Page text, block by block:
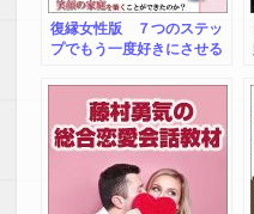
復縁女性版 ７つのステッ
プでもう一度好きにさせる